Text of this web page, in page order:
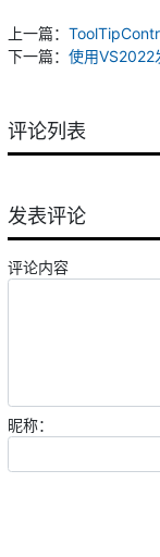
上一篇：
下一篇： 使用VS2022
评论列表
发表评论
评论内容
昵称：